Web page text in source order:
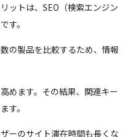
ットは、SEO（検索エンジン
す。
の製品を比較するため、情報
めます。その結果、関連キー
す。
ーのサイト滞在時間も長くな